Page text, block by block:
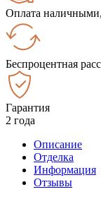
Оплата
Беспроцентная
Гарантия
2 года
Описание
Отделка
Информация
Отзывы